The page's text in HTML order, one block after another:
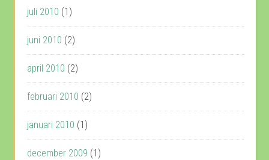
juli 2010 (1)
juni 2010 (2)
april 2010 (2)
februari 2010 (2)
januari 2010 (1)
december 2009 (1)